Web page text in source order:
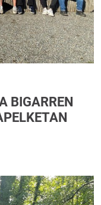
BIGARREN